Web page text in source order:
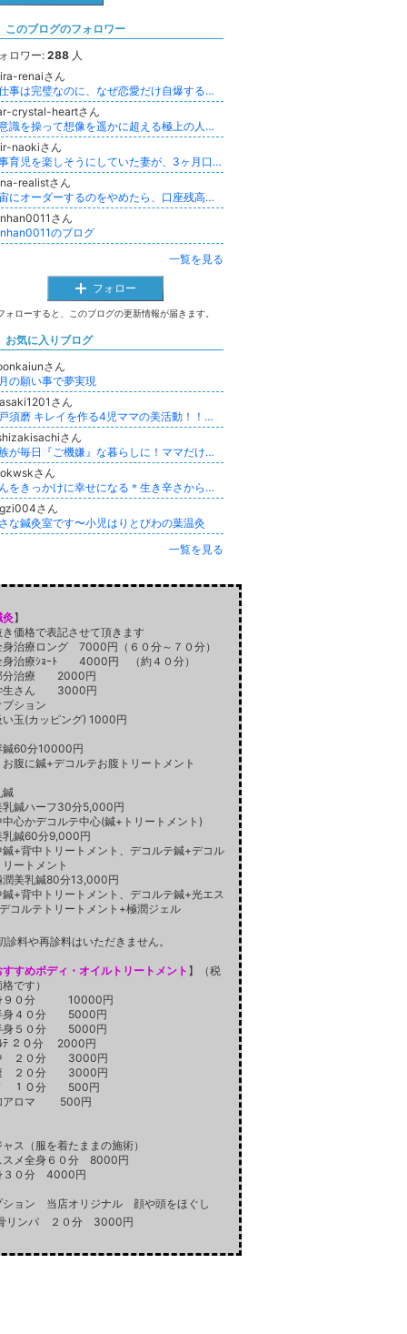
このブログのフォロワー
ロワー: 288 人
renaiさん
「仕事は完璧なのに、なぜ恋愛だけ自爆するのか？」 感情の嵐を卒業し、心に「凪（なぎ）」を取り戻した備忘録
crystal-heartさん
超意識を操って想像を遥かに超える極上の人生へ
naokiさん
家事育児を楽しそうにしていた妻が、3ヶ月口をきいてくれません。
realistさん
宇宙にオーダーするのをやめたら、口座残高が増えた話──元・引き寄せ難民の現実論
さん
のブログ
一覧を見る
フォロー
ォローすると、このブログの更新情報が届きます。
お気に入りブログ
さん
の願い事で夢実現
さん
神戸須磨 キレイを作る4児ママの美活動！！ピラティス&エアリアルヨガ La-nature
さん
家族が毎日『ご機嫌』な暮らしに！ママだけが頑張らないお片づけが叶う〝家庭力〟養成blog
さん
がんをきっかけに幸せになる＊生き辛さから自由になる＊ライフアートレッスン
さん
な鍼灸室です〜小児はりとびわの葉温灸
一覧を見る
灸】
き価格で表記させて頂きます
治療ロング 7000円（６０分～７０分）
治療ｼｮｰﾄ 4000円 （約４０分）
分治療 2000円
生さん 3000円
ション
玉(カッピング) 1000円
鍼60分10000円
お腹に鍼+デコルテお腹トリートメント
鍼
乳鍼ハーフ30分5,000円
中心かデコルテ中心(鍼+トリートメント)
乳鍼60分9,000円
鍼+背中トリートメント、デコルテ鍼+デコル
リートメント
潤美乳鍼80分13,000円
鍼+背中トリートメント、デコルテ鍼+光エス
コルテトリートメント+極潤ジェル
診料や再診料はいただきません。
すすめボディ・オイルトリートメント】（税
です）
９０分 10000円
身４０分 5000円
身５０分 5000円
ﾃ ２０分 2000円
２０分 3000円
２０分 3000円
ﾞ １０分 500円
アロマ 500円
ャス（服を着たままの施術）
スメ全身６０分 8000円
３０分 4000円
ション 当店オリジナル 顔や頭をほぐし
リンパ ２０分 3000円